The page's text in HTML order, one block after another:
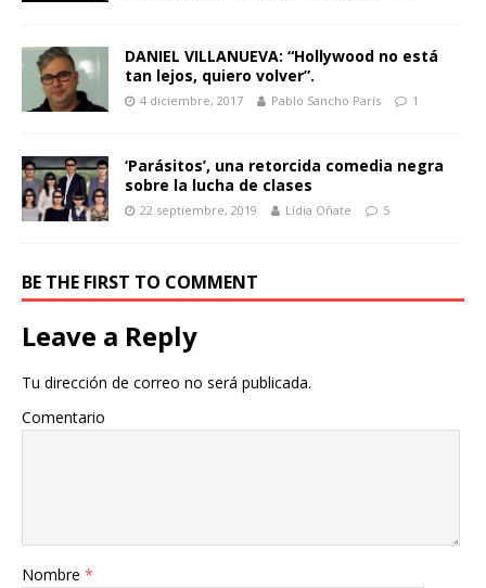
DANIEL VILLANUEVA: “Hollywood no está
tan lejos, quiero volver”.
4 diciembre, 2017 Pablo Sancho París 1
‘Parásitos’, una retorcida comedia negra
sobre la lucha de clases
22 septiembre, 2019 Lídia Oñate 5
BE THE FIRST TO COMMENT
Leave a Reply
Tu dirección de correo no será publicada.
Comentario
Nombre *